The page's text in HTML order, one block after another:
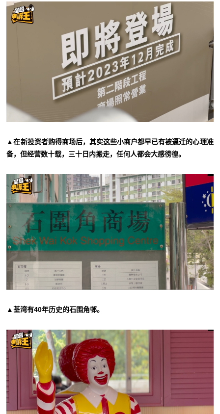
▲在新投资者购得商场后，其实这些小商户都早已有被逼迁的心理准
备，但经营数十载，三十日内搬走，任何人都会大感徬徨。
▲荃湾有40年历史的石围角邨。